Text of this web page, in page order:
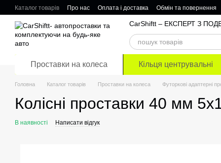
Перейти до основного контенту
Каталог товарів Про нас Оплата і доставка Обмін та повернення
CarShiftt – ЕКСПЕРТ З
Проставки на колеса Кільця центрувальні
Головна Каталог товарів Проставки на колеса Футоркові адаптерні
Колісні проставки 40 мм
В наявності Написати відгук